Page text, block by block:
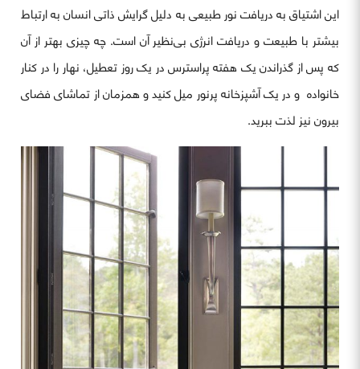
این اشتیاق به دریافت نور طبیعی به دلیل گرایش ذاتی انسان به ارتباط
بیشتر با طبیعت و دریافت انرژی بی‌نظیر آن است. چه چیزی بهتر از آن
که پس از گذراندن یک هفته پراسترس در یک روز تعطیل، نهار را در کنار
خانواده و در یک آشپزخانه پرنور میل کنید و همزمان از تماشای فضای
بیرون نیز لذت ببرید.